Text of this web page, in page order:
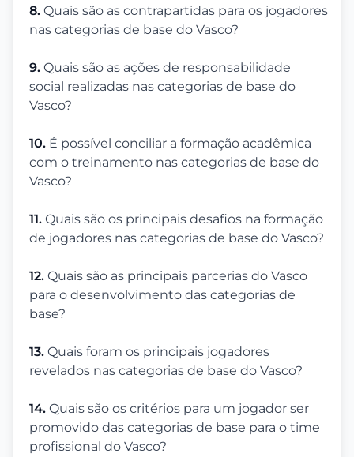
8. Quais são as contrapartidas para os jogadores
nas categorias de base do Vasco?
9. Quais são as ações de responsabilidade
social realizadas nas categorias de base do
Vasco?
10. É possível conciliar a formação acadêmica
com o treinamento nas categorias de base do
Vasco?
11. Quais são os principais desafios na formação
de jogadores nas categorias de base do Vasco?
12. Quais são as principais parcerias do Vasco
para o desenvolvimento das categorias de
base?
13. Quais foram os principais jogadores
revelados nas categorias de base do Vasco?
14. Quais são os critérios para um jogador ser
promovido das categorias de base para o time
profissional do Vasco?